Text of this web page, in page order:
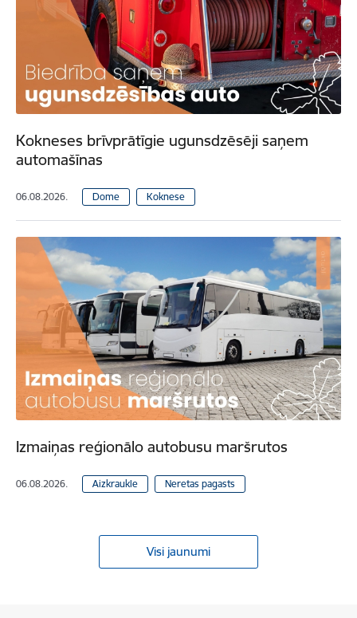
Kokneses brīvprātīgie ugunsdzēsēji saņem
automašīnas
06.08.2026. Dome Koknese
Izmaiņas reģionālo autobusu maršrutos
06.08.2026. Aizkraukle Neretas pagasts
Visi jaunumi